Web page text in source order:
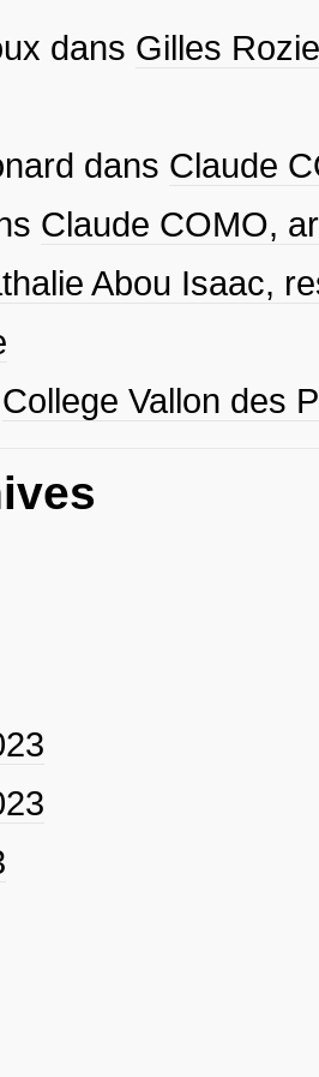
dans Gilles
dans Claude
Claude COMO,
Abou Isaac,
College Vallon des